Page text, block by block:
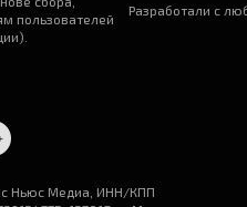
пользователей
Разработали с
Ньюс Медиа, ИНН/КПП